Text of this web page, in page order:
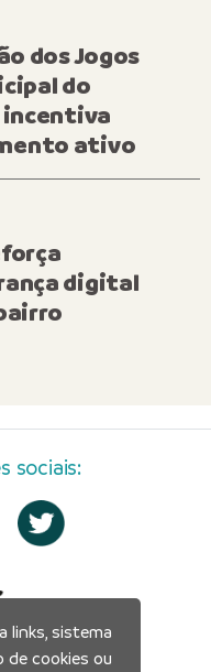
dos Jogos
do
incentiva
ativo
digital
sociais:
links, sistema
de cookies ou